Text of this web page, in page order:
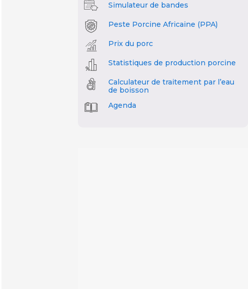
Simulateur de bandes
Peste Porcine Africaine (PPA)
Prix du porc
Statistiques de production porcine
Calculateur de traitement par l’eau
de boisson
Agenda